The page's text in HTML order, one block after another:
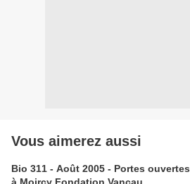
Vous aimerez aussi
Bio 311 - Août 2005 - Portes ouvertes